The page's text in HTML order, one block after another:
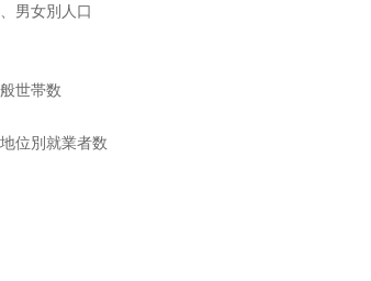
男女別人口
世帯数
位別就業者数